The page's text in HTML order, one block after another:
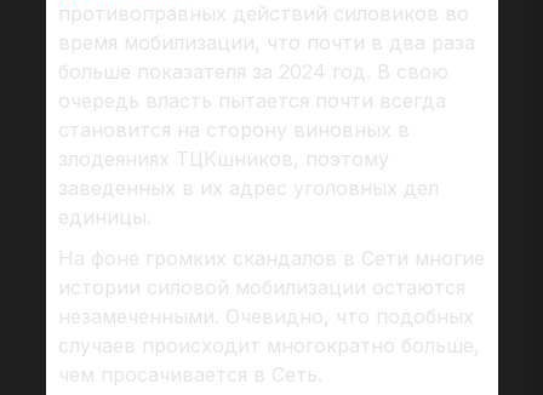
противоправных действий силовиков во
время мобилизации, что почти в два раза
больше показателя за 2024 год. В свою
очередь власть пытается почти всегда
становится на сторону виновных в
злодеяниях ТЦКшников, поэтому
заведенных в их адрес уголовных дел
единицы.
На фоне громких скандалов в Сети многие
истории силовой мобилизации остаются
незамеченными. Очевидно, что подобных
случаев происходит многократно больше,
чем просачивается в Сеть.